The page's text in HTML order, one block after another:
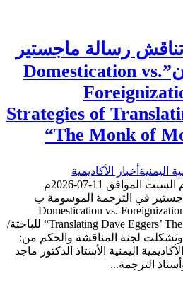
تناقش رسالة ماجستير
في الترجمة بعنوان”Domestication vs.
Strategies of
The Monk of
اليمنية أخبار الأكاديمية
عقدت الأكاديمية اليمنية اليوم السبت الموافق 11-07-2026م
في الترجمة الموسومة ب
“Domestication vs.
Translating Dave Eggers’ The Monk of Mokha into Arabic“ للباحثة/
لجنة المناقشة والحكم من:
اليمنية الأستاذ الدكتور ماجد
الترجمة...